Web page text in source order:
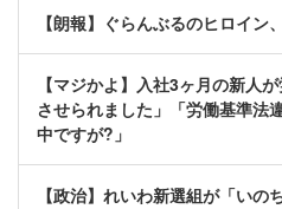
【朗報】ぐらんぶるのヒロイン
【マジかよ】入社3ヶ月の新人
させられました」「労働基準
中ですが?」
【政治】れいわ新選組が「いの